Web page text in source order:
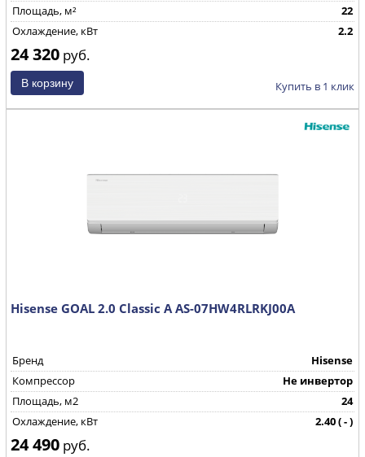
Площадь, м²
22
Охлаждение, кВт
2.2
24 320 руб.
Купить в 1 клик
Hisense GOAL 2.0 Classic A AS-07HW4RLRKJ00A
Бренд
Hisense
Компрессор
Не инвертор
Площадь, м2
24
Охлаждение, кВт
2.40 ( - )
Страна производства
24 490 руб.